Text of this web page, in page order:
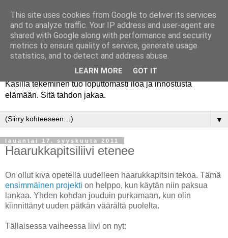
Käsillä tekeminen tuo loputtomasti iloa ja innostusta
elämään. Sitä tahdon jakaa.
▼
lauantai 17. syyskuuta 2011
Haarukkapitsiliivi etenee
On ollut kiva opetella uudelleen haarukkapitsin tekoa. Tämä
ensimmäinen projekti on helppo, kun käytän niin paksua
lankaa. Yhden kohdan jouduin purkamaan, kun olin
kiinnittänyt uuden pätkän väärältä puolelta.
Tällaisessa vaiheessa liivi on nyt:
This site uses cookies from Google to deliver its services
and to analyze traffic. Your IP address and user-agent are
shared with Google along with performance and security
metrics to ensure quality of service, generate usage
statistics, and to detect and address abuse.
LEARN MORE GOT IT